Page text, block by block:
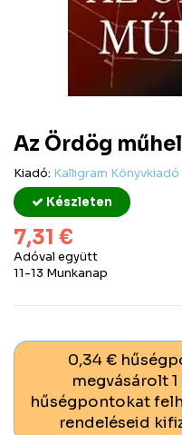
Az Ördög
Kiadó: Kalligram Könyvkiadó
Készleten
7,31 €
Adóval együtt
11-13 Munkanap
0,34 €
megvásárolt
hűségpontokat
rendeléseid